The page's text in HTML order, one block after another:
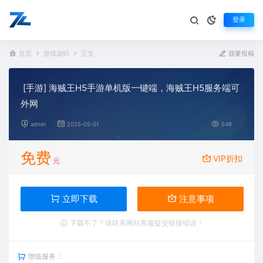
登录
首页 游戏源码 正文 我要投稿
[手游] 海贼王H5手游单机版一键端，海贼王H5服务端可
外网
admin 2025-05-01 548
免费 元 VIP折扣
立即下载 注意事项
下载不了？请联系网站客服提交链接错误！
增值服务：